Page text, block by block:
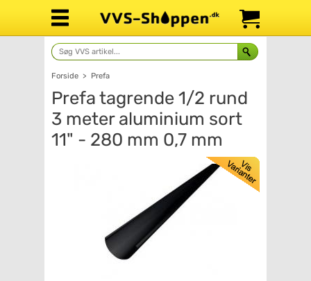
Forside > Prefa
Prefa tagrende 1/2 rund
3 meter aluminium sort
11" - 280 mm 0,7 mm